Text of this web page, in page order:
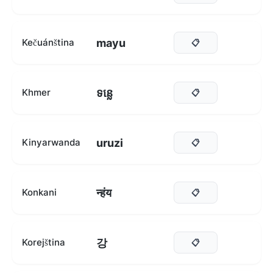
Kečuánština mayu 📋
Khmer ទន្លេ 📋
Kinyarwanda uruzi 📋
Konkani न्हंय 📋
Korejština 강 📋